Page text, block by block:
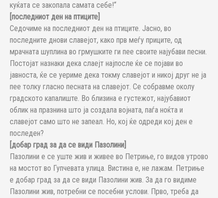
куќата се закопала самата себе!“
[последниот ден на птиците]
Седочиме на последниот ден на птиците. Јасно, во
последните днови славејот, како прв меѓу приците, од
мрачната шуплина во грмушките ги пее своите најубави песни.
Постојат назнаки дека слаејт најпосле ќе се појави во
јавноста, ќе се уериме дека токму славејот и никој друг не ја
пее толку гласно песната на славејот. Се собравме околу
градското капалиште. Во близина е густежот, најубавиот
облик на празнина што ја создала војната, паѓа ноќта и
славејот само што не запеал. Но, кој ќе одреди кој ден е
последен?
[добар град за да се види Пазолини]
Пазолини е се уште жив и живее во Петриње, го видов утрово
на мостот во Гупчевата улица. Вистина е, не лажам. Петриње
е добар град за да се види Пазолини жив. За да го видиме
Пазолини жив, потребни се посебни услови. Прво, треба да